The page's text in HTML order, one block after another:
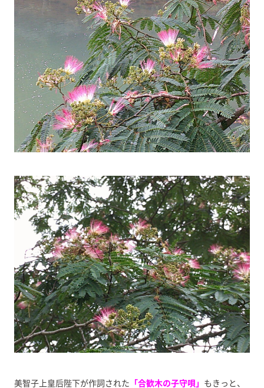
美智子上皇后陛下が作詞された 「合歓木の子守唄」 もきっと、